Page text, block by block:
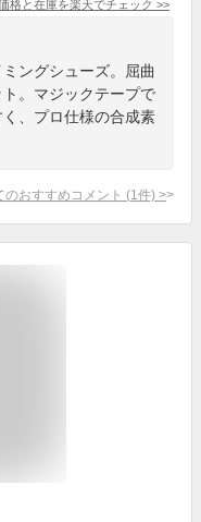
格と在庫を楽天でチェック >>
ングシューズ。屈曲
。マジックテープで
、プロ仕様の合成素
のおすすめコメント (1 件) >